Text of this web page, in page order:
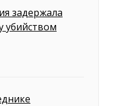
задержала
убийством